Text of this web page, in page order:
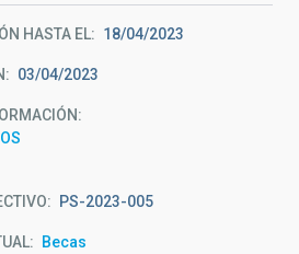
HASTA EL 18/04/2023
03/04/2023
PS-2023-005
Becas